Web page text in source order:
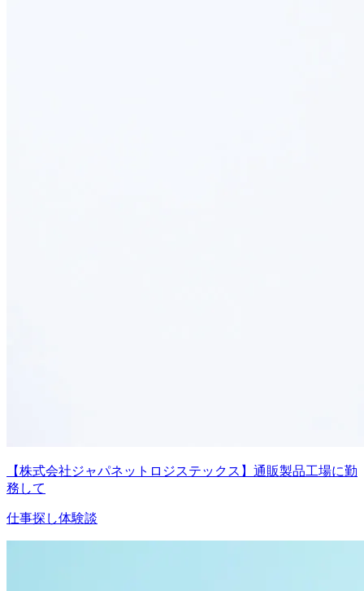
【株式会社ジャパネットロジステックス】通販製品工場に勤
務して
仕事探し体験談